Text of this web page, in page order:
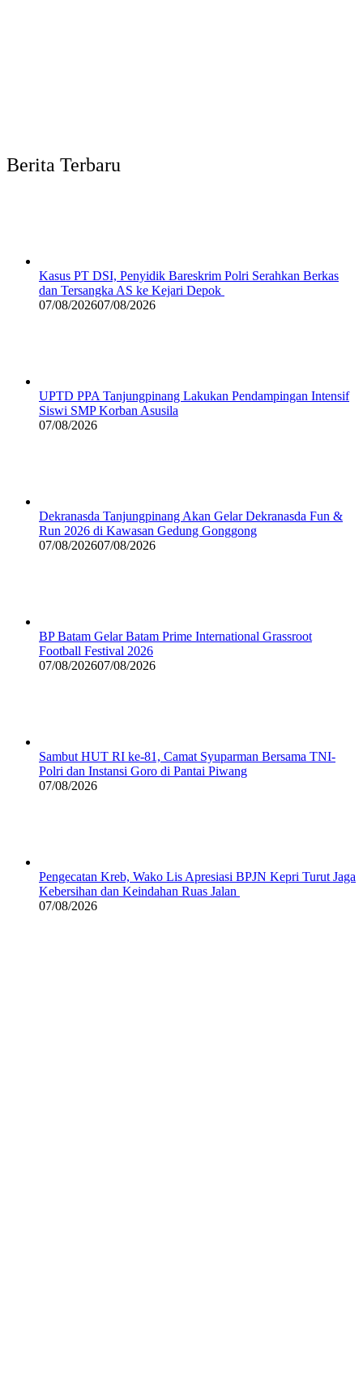
Berita Terbaru
Kasus PT DSI, Penyidik Bareskrim Polri Serahkan Berkas
dan Tersangka AS ke Kejari Depok
07/08/202607/08/2026
UPTD PPA Tanjungpinang Lakukan Pendampingan Intensif
Siswi SMP Korban Asusila
07/08/2026
Dekranasda Tanjungpinang Akan Gelar Dekranasda Fun &
Run 2026 di Kawasan Gedung Gonggong
07/08/202607/08/2026
BP Batam Gelar Batam Prime International Grassroot
Football Festival 2026
07/08/202607/08/2026
Sambut HUT RI ke-81, Camat Syuparman Bersama TNI-
Polri dan Instansi Goro di Pantai Piwang
07/08/2026
Pengecatan Kreb, Wako Lis Apresiasi BPJN Kepri Turut Jaga
Kebersihan dan Keindahan Ruas Jalan
07/08/2026